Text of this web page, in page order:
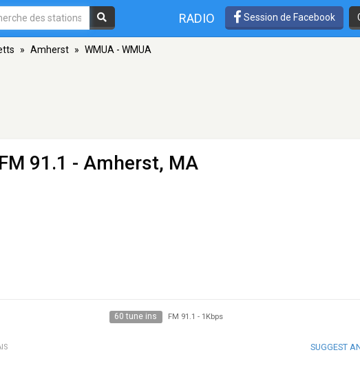
RADIO Session de Facebook
» Amherst » WMUA - WMUA
91.1 - Amherst, MA
60 tune ins FM 91.1 - 1Kbps
SUGGEST